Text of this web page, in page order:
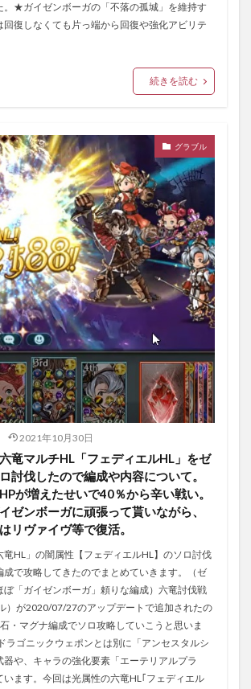
。★ガイゼンボーガの「不落の孤城」を維持す
回復しなくても片っ端から回復や強化アビリテ
続きを読む
グラブル
2021年10月30日
六竜マルチHL「フェディエルHL」をゼ
討伐したので編成や内容について。
が増えたせいで40％から辛い戦い。
ゼンボーガに頑張って貰いながら、
リヴァイヴ等で復活。
竜HL」の闇属性【フェディエルHL】のソロ討伐
成で攻略してきたのでまとめていきます。（ゼ
ぼ「ガイゼンボーガ」頼りな編成）六竜討伐戦
）が2020/07/27のアップデートで追加されたの
・マグナ編成でソロ攻略していこうと思いま
ラゴニックウェポンとは別に「アンセスタルシ
器や、キャラの強化要素「エーテリアルプラ
います。今回は光属性の六竜HL｢フェディエル